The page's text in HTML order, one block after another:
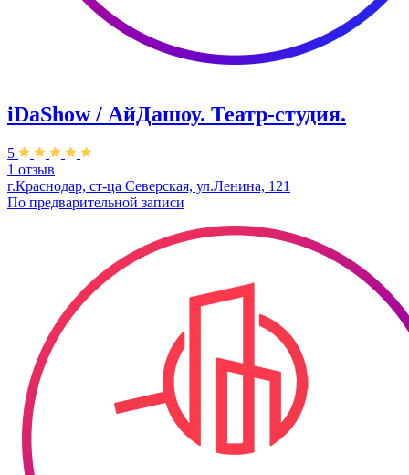
iDaShow / АйДашоу. Театр-студия.
5
1 отзыв
г.Краснодар, ст-ца Северская, ул.Ленина, 121
По предварительной записи